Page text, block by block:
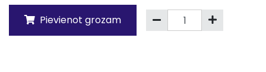
Pievienot grozam